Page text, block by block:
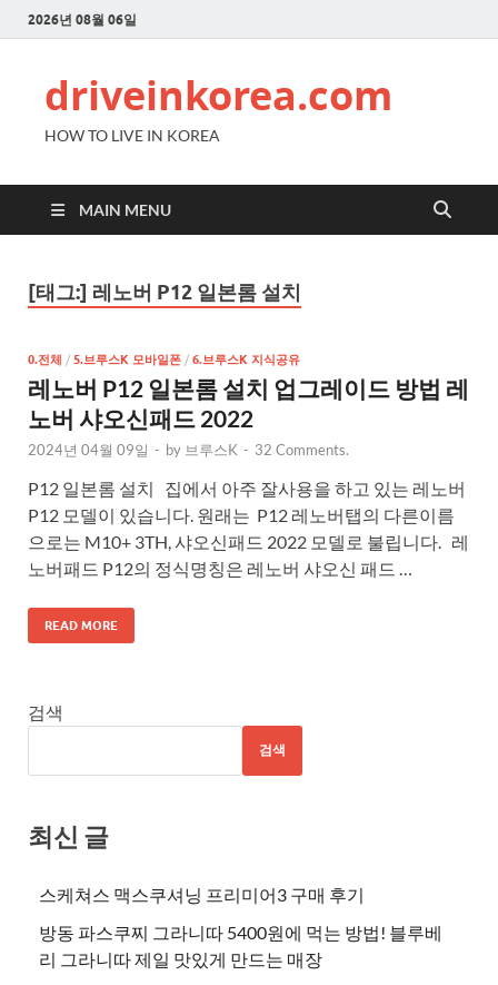
2026년 08월 06일
driveinkorea.com
HOW TO LIVE IN KOREA
MAIN MENU
[태그:] 레노버 P12 일본롬 설치
0.전체 / 5.브루스K 모바일폰 / 6.브루스K 지식공유
레노버 P12 일본롬 설치 업그레이드 방법 레
노버 샤오신패드 2022
2024년 04월 09일 - by 브루스K - 32 Comments.
P12 일본롬 설치 집에서 아주 잘사용을 하고 있는 레노버
P12 모델이 있습니다. 원래는 P12 레노버탭의 다른이름
으로는 M10+ 3TH, 샤오신패드 2022 모델로 불립니다. 레
노버패드 P12의 정식명칭은 레노버 샤오신 패드 …
READ MORE
검색
검색
최신 글
스케쳐스 맥스쿠셔닝 프리미어3 구매 후기
방동 파스쿠찌 그라니따 5400원에 먹는 방법! 블루베
리 그라니따 제일 맛있게 만드는 매장